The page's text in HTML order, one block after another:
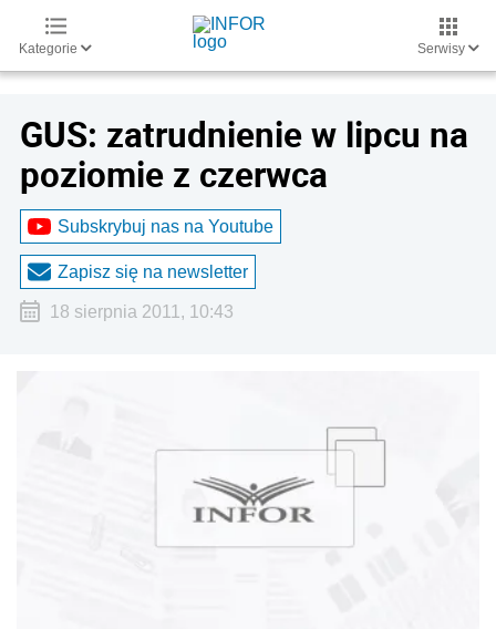
Kategorie Serwisy
GUS: zatrudnienie w lipcu na
poziomie z czerwca
Subskrybuj nas na Youtube
Zapisz się na newsletter
18 sierpnia 2011, 10:43